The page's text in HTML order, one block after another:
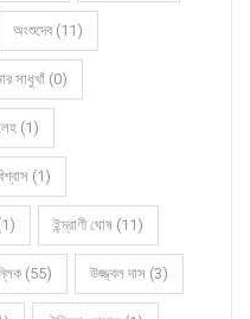
অংশুদেব (11)
সাধুখাঁ (0)
(1)
(1)
ইন্দ্রাণী ঘোষ (11)
(55) উজ্জ্বল দাস (3)